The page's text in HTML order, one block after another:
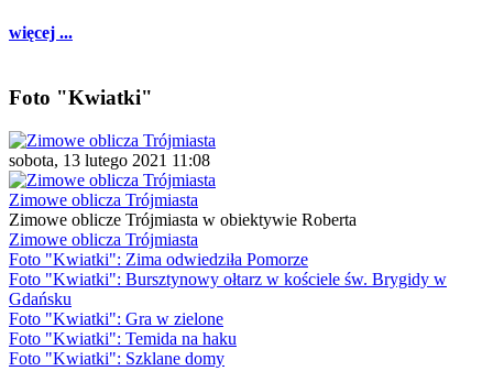
więcej ...
Foto "Kwiatki"
sobota, 13 lutego 2021 11:08
Zimowe oblicza Trójmiasta
Zimowe oblicze Trójmiasta w obiektywie Roberta
Zimowe oblicza Trójmiasta
Foto "Kwiatki": Zima odwiedziła Pomorze
Foto "Kwiatki": Bursztynowy ołtarz w kościele św. Brygidy w
Gdańsku
Foto "Kwiatki": Gra w zielone
Foto "Kwiatki": Temida na haku
Foto "Kwiatki": Szklane domy